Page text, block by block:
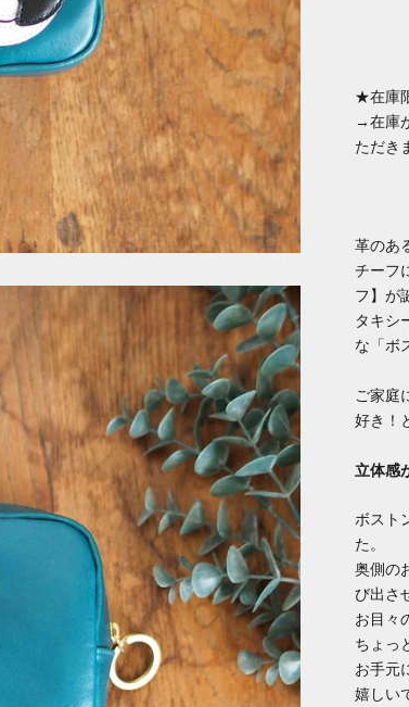
★在庫
→在庫
ただき
革のあ
チーフ
フ】が
タキシ
な「ボ
ご家庭
好き！
立体感
ボスト
た。
奥側の
び出さ
お目々
ちょっ
お手元
嬉しい